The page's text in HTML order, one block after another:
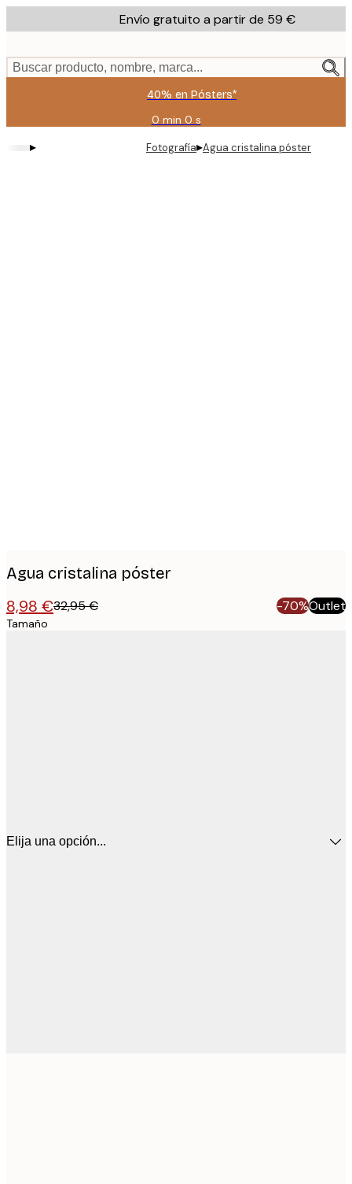
to
content.
Envío gratuito a partir de 59 €
Buscar producto, nombre, marca...
40% en Pósters*
0 min 0 s
Válido
hasta:
2026-
▸ Fotografía▸Agua cristalina póster
Agua cristalina póster
8,98 €32,95 € -70%Outlet
Tamaño
Elija una opción...